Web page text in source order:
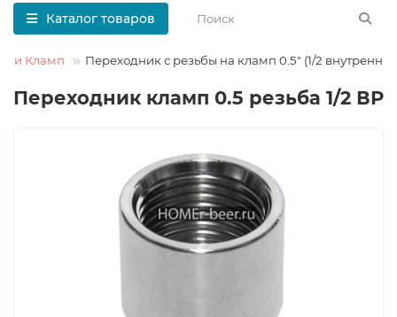
Каталог товаров
Кламп Переходник с резьбы на кламп 0.5" (1/2
Переходник кламп 0.5 резьба 1/2 ВР